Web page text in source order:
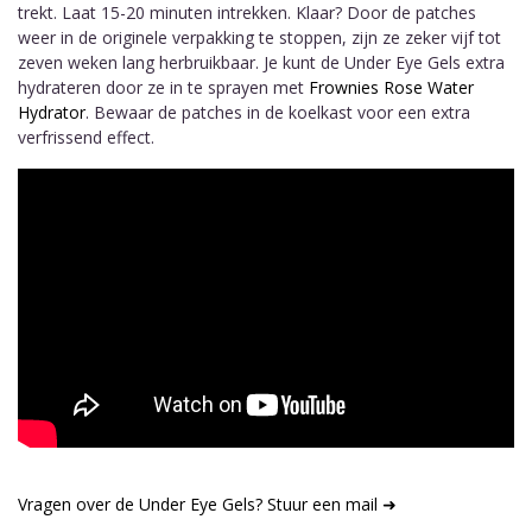
trekt. Laat 15-20 minuten intrekken. Klaar? Door de patches
weer in de originele verpakking te stoppen, zijn ze zeker vijf tot
zeven weken lang herbruikbaar. Je kunt de Under Eye Gels extra
hydrateren door ze in te sprayen met Frownies Rose Water
Hydrator. Bewaar de patches in de koelkast voor een extra
verfrissend effect.
Vragen over de Under Eye Gels? Stuur een mail ➜